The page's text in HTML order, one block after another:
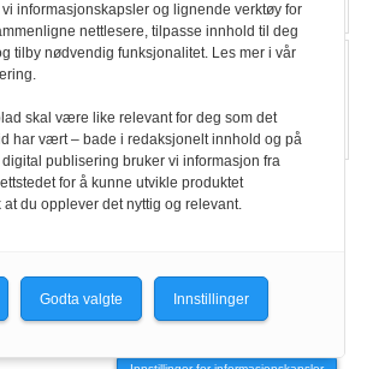
for klargjøring om videregående
mer
post@handikapnytt.no |Frontrunner
Publishing
Personvernerklæring
vi informasjonskapsler og lignende verktøy for
nettlesere, tilpasse innhold til deg
tilby nødvendig funksjonalitet. Les mer i vår
skal være like relevant for deg som det
har vært – bade i redaksjonelt innhold og på
publisering bruker vi informasjon fra
for å kunne utvikle produktet
at du opplever det nyttig og relevant.
Godta valgte Innstillinger